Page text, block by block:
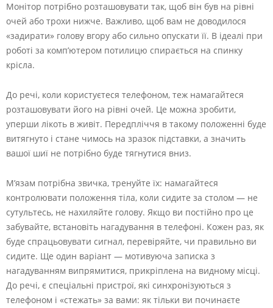
Монітор потрібно розташовувати так, щоб він був на рівні
очей або трохи нижче. Важливо, щоб вам не доводилося
«задирати» голову вгору або сильно опускати її. В ідеалі при
роботі за комп’ютером потилицю спирається на спинку
крісла.
До речі, коли користуєтеся телефоном, теж намагайтеся
розташовувати його на рівні очей. Це можна зробити,
уперши лікоть в живіт. Передпліччя в такому положенні буде
витягнуто і стане чимось на зразок підставки, а значить
вашої шиї не потрібно буде тягнутися вниз.
М’язам потрібна звичка, тренуйте їх: намагайтеся
контролювати положення тіла, коли сидите за столом — не
сутультесь, не нахиляйте голову. Якщо ви постійно про це
забувайте, встановіть нагадування в телефоні. Кожен раз, як
буде спрацьовувати сигнал, перевіряйте, чи правильно ви
сидите. Ще один варіант — мотивуюча записка з
нагадуванням випрямитися, прикріплена на видному місці.
До речі, є спеціальні пристрої, які синхронізуються з
телефоном і «стежать» за вами: як тільки ви починаєте